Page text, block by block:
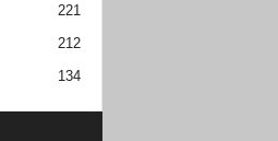
221
212
134